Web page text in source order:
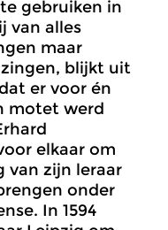
gebruiken in
van alles
maar
blijkt uit
er voor én
motet werd
elkaar om
van zijn leraar
onder
In 1594